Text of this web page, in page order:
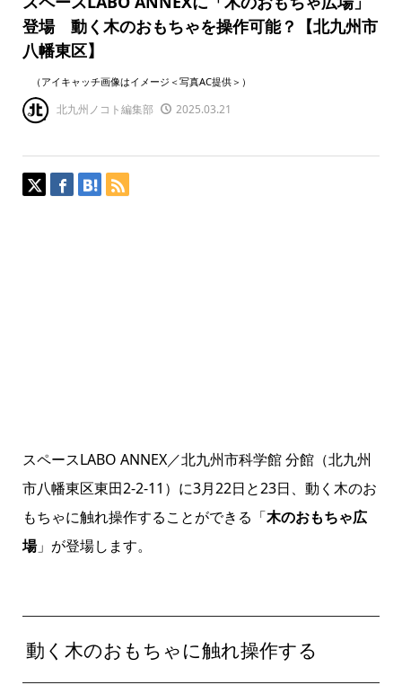
登場 動く木のおもちゃを操作可能？【北九州市
八幡東区】
（アイキャッチ画像はイメージ＜写真AC提供＞）
北九州ノコト編集部 2025.03.21
スペースLABO ANNEX／北九州市科学館 分館（北九州
市八幡東区東田2-2-11）に3月22日と23日、動く木のお
もちゃに触れ操作することができる「木のおもちゃ広
場」が登場します。
動く木のおもちゃに触れ操作する